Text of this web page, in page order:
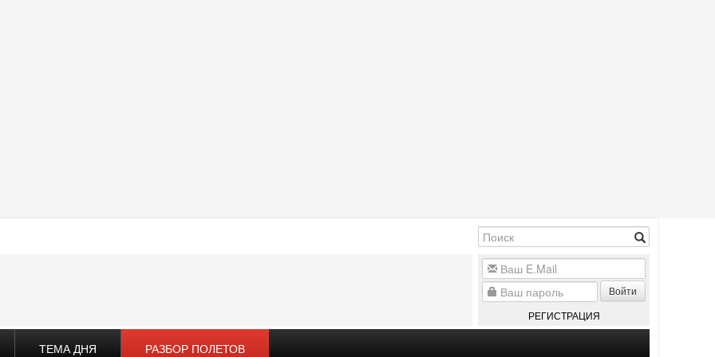
Войти
РЕГИСТРАЦИЯ
ТЕМА ДНЯ РАЗБОР ПОЛЕТОВ